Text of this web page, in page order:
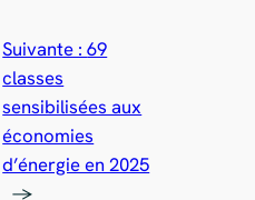
Suivante :69
classes
sensibilisées aux
économies
d’énergie en 2025
→